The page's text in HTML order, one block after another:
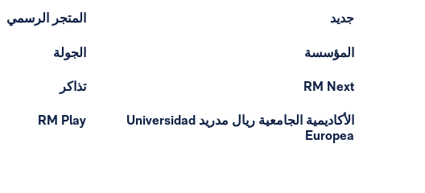
جديد
المؤسسة
RM Next
الأكاديمية الجامعية ريال مدريد Universidad
Europea
المتجر الرسمي
الجولة
تذاكر
RM Play